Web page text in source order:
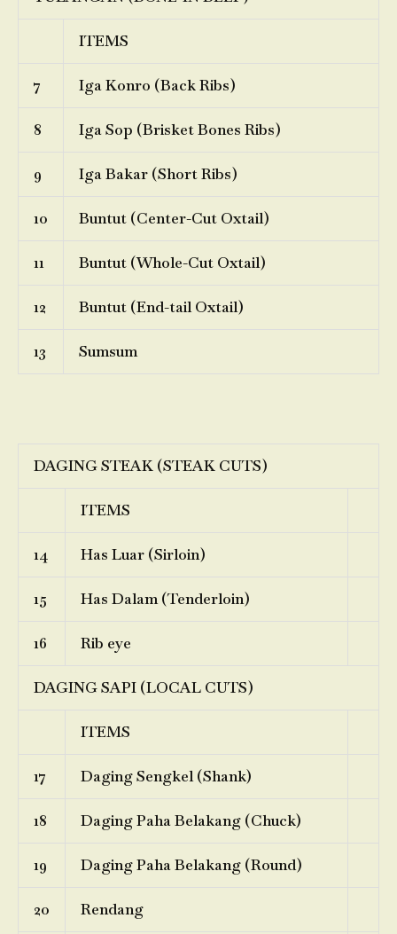
ITEMS
7 Iga Konro (Back Ribs)
8 Iga Sop (Brisket Bones Ribs)
9 Iga Bakar (Short Ribs)
10 Buntut (Center-Cut Oxtail)
11 Buntut (Whole-Cut Oxtail)
12 Buntut (End-tail Oxtail)
13 Sumsum
DAGING STEAK (STEAK CUTS)
ITEMS
14 Has Luar (Sirloin)
15 Has Dalam (Tenderloin)
16 Rib eye
DAGING SAPI (LOCAL CUTS)
ITEMS
17 Daging Sengkel (Shank)
18 Daging Paha Belakang (Chuck)
19 Daging Paha Belakang (Round)
20 Rendang